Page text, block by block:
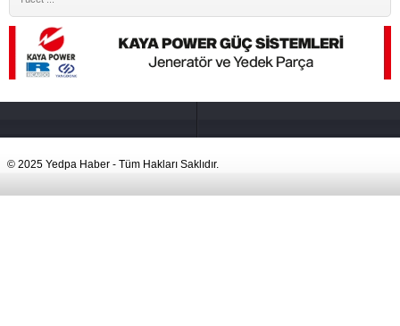
© 2025 Yedpa Haber - Tüm Hakları Saklıdır.